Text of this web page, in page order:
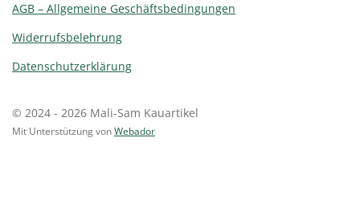
AGB – Allgemeine Geschäftsbedingungen
Widerrufsbelehrung
Datenschutzerklärung
© 2024 - 2026 Mali-Sam Kauartikel
Mit Unterstützung von Webador